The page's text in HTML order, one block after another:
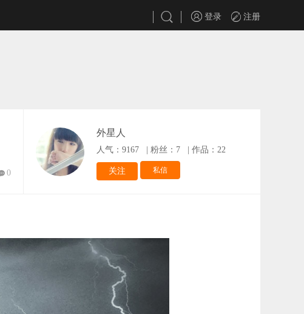
登录 注册
0
外星人
人气：9167 粉丝：7 作品：22
关注 私信